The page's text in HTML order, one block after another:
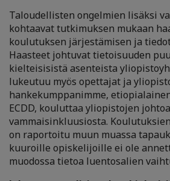
Taloudellisten ongelmien lisäksi
kohtaavat tutkimuksen mukaan
koulutuksen järjestämisen ja
Haasteet johtuvat tietoisuuden
kielteisisistä asenteista
lukeutuu myös opettajat ja
hankekumppanimme,
ECDD, kouluttaa yliopistojen johtoa
vammaisinkluusiosta.
on raportoitu muun muassa
kuuroille opiskelijoille ei ole
muodossa tietoa luentosalien